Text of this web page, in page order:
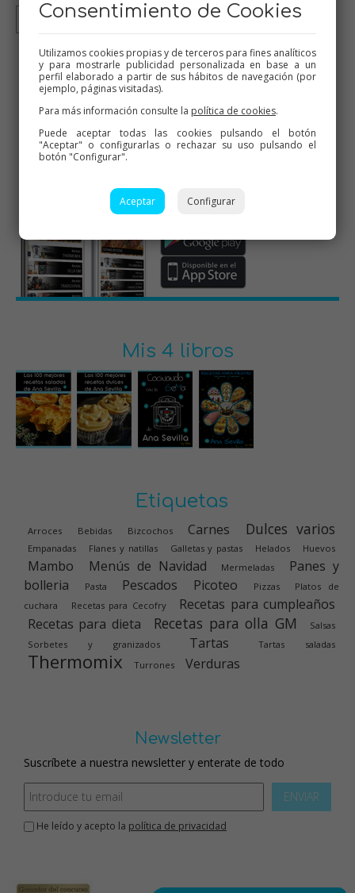
Thermomix Tradicional
7 8 9 10 11
Descarga la App
Mis 4 libros
Etiquetas
Arroces Bebidas Bizcochos Carnes Dulces varios
Empanadas Flanes y natillas Galletas y pastas Helados Huevos
Mambo Menús de Navidad Mermeladas
Panes y
bolleria
Pasta Pescados Picoteo Pizzas
Platos de
cuchara
Recetas para Cecofry
Recetas para cumpleaños
Recetas para dieta
Recetas para olla GM
Salsas
Sorbetes y granizados
Tartas Tartas saladas
Thermomix Turrones Verduras
Newsletter
Suscríbete a nuestra newsletter y enterate de todo
ENVIAR
He leído y acepto la política de privacidad
Consentimiento de Cookies
Utilizamos cookies propias y de terceros para fines analíticos
y para mostrarle publicidad personalizada en base a un
perfil elaborado a partir de sus hábitos de navegación (por
ejemplo, páginas visitadas).
Para más información consulte la política de cookies.
Puede aceptar todas las cookies pulsando el botón
"Aceptar" o configurarlas o rechazar su uso pulsando el
botón "Configurar".
Aceptar Configurar